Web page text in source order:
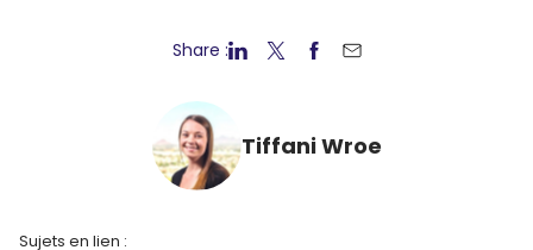
Share :
Tiffani Wroe
Sujets en lien :